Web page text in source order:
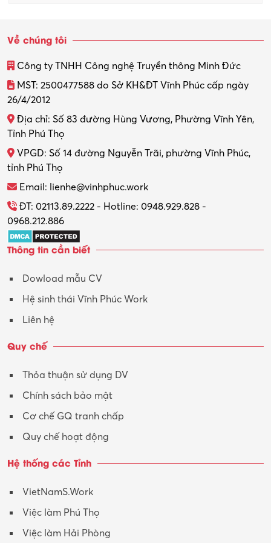
Thiết kế nội thất
Thợ máy – Ô tô – Xe máy
Thực tập
Tổ chức sự kiện – Quà tặng
Trợ lý
Tư vấn
Tư vấn – Kiến trúc
Y tế-Dược
Về chúng tôi
Công ty TNHH Công nghệ Truyền thông Minh Đức
MST: 2500477588 do Sở KH&ĐT Vĩnh Phúc cấp ngày
26/4/2012
Địa chỉ: Số 83 đường Hùng Vương, Phường Vĩnh Yên,
Tỉnh Phú Thọ
VPGD: Số 14 đường Nguyễn Trãi, phường Vĩnh Phúc,
tỉnh Phú Thọ
Email: lienhe@vinhphuc.work
ĐT: 02113.89.2222 - Hotline: 0948.929.828 -
0968.212.886
Thông tin cần biết
Dowload mẫu CV
Hệ sinh thái Vĩnh Phúc Work
Liên hệ
Quy chế
Thỏa thuận sử dụng DV
Chính sách bảo mật
Cơ chế GQ tranh chấp
Quy chế hoạt động
Hệ thống các Tỉnh
VietNamS.Work
Việc làm Phú Thọ
Việc làm Hải Phòng